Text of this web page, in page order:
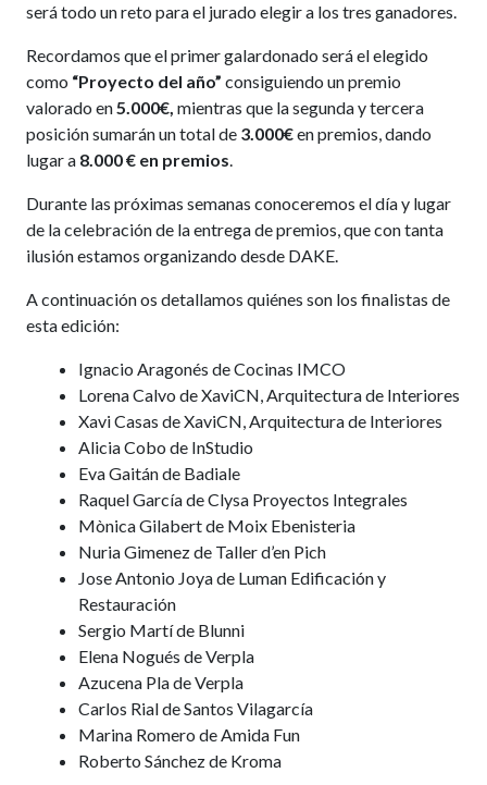
será todo un reto para el jurado elegir a los tres ganadores.
Recordamos que el primer galardonado será el elegido
como “Proyecto del año” consiguiendo un premio
valorado en5.000€, mientras que la segunda y tercera
posición sumarán un total de 3.000€en premios, dando
lugar a 8.000 € en premios.
Durante las próximas semanas conoceremos el día y lugar
de la celebración de la entrega de premios, que con tanta
ilusión estamos organizando desde DAKE.
A continuación os detallamos quiénes son los finalistas de
esta edición:
Ignacio Aragonés de Cocinas IMCO
Lorena Calvo de XaviCN, Arquitectura de Interiores
Xavi Casas de XaviCN, Arquitectura de Interiores
Alicia Cobo de InStudio
Eva Gaitán de Badiale
Raquel García de Clysa Proyectos Integrales
Mònica Gilabert de Moix Ebenisteria
Nuria Gimenez de Taller d’en Pich
Jose Antonio Joya de Luman Edificación y
Restauración
Sergio Martí de Blunni
Elena Nogués de Verpla
Azucena Pla de Verpla
Carlos Rial de Santos Vilagarcía
Marina Romero de Amida Fun
Roberto Sánchez de Kroma